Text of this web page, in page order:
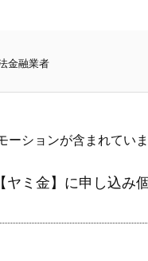
金融業者
ーションが含まれてい
ヤミ金】に申し込み